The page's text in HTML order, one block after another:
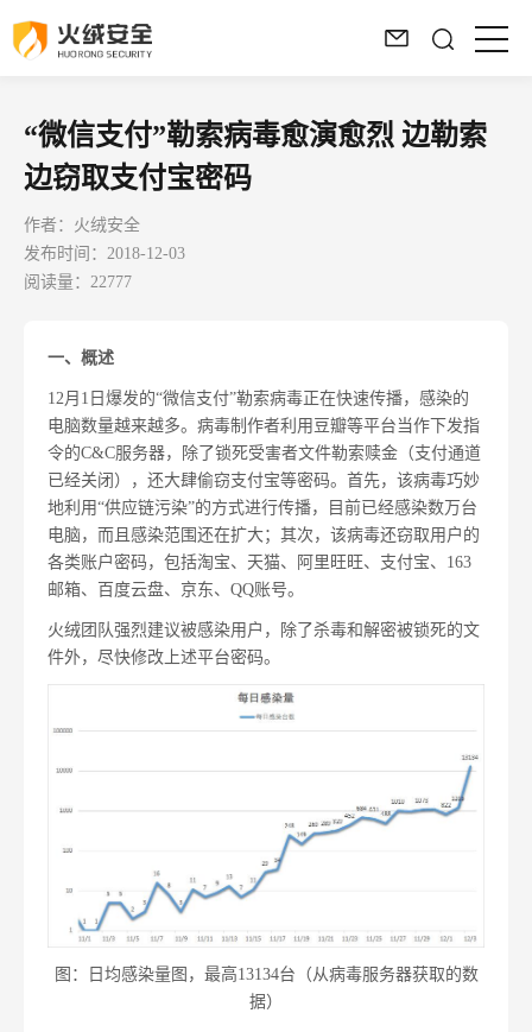
“微信支付”勒索病毒愈演愈烈 边勒索
边窃取支付宝密码
作者：火绒安全
发布时间：2018-12-03
阅读量：22777
一、概述
12月1日爆发的“微信支付”勒索病毒正在快速传播，感染的
电脑数量越来越多。病毒制作者利用豆瓣等平台当作下发指
令的C&C服务器，除了锁死受害者文件勒索赎金（支付通道
已经关闭），还大肆偷窃支付宝等密码。首先，该病毒巧妙
地利用“供应链污染”的方式进行传播，目前已经感染数万台
电脑，而且感染范围还在扩大；其次，该病毒还窃取用户的
各类账户密码，包括淘宝、天猫、阿里旺旺、支付宝、163
邮箱、百度云盘、京东、QQ账号。
火绒团队强烈建议被感染用户，除了杀毒和解密被锁死的文
件外，尽快修改上述平台密码。
图：日均感染量图，最高13134台（从病毒服务器获取的数
据）